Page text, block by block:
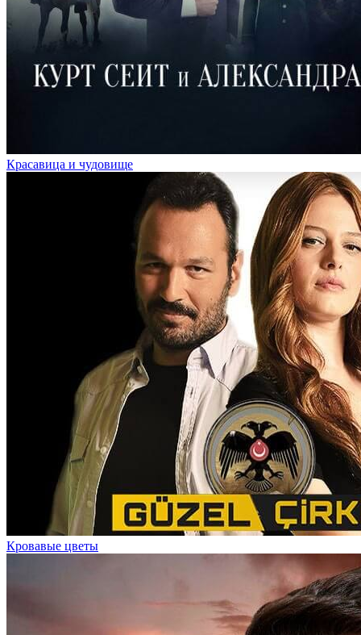
Красавица и чудовище
Кровавые цветы